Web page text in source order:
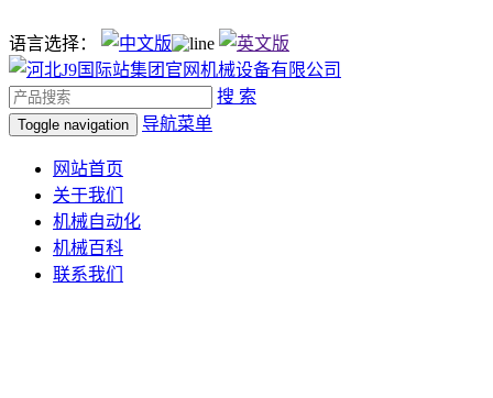
语言选择：
搜 索
Toggle navigation 导航菜单
网站首页
关于我们
机械自动化
机械百科
联系我们